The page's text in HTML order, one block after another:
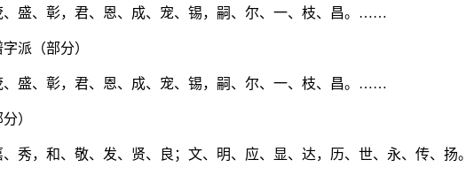
盛、彰，君、恩、成、宠、锡，嗣、尔、一、枝、昌。……
派（部分）
盛、彰，君、恩、成、宠、锡，嗣、尔、一、枝、昌。……
）
，和、敬、发、贤、良；文、明、应、显、达，历、世、永、传、扬